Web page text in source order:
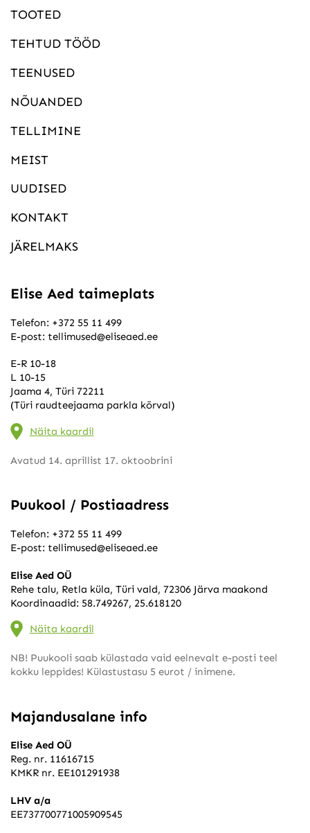
TOOTED
TEHTUD TÖÖD
TEENUSED
NÕUANDED
TELLIMINE
MEIST
UUDISED
KONTAKT
JÄRELMAKS
Elise Aed taimeplats
Telefon: +372 55 11 499
E-post: tellimused@eliseaed.ee
E-R 10-18
L 10-15
Jaama 4, Türi 72211
(Türi raudteejaama parkla kõrval)
Näita kaardil
Avatud 14. aprillist 17. oktoobrini
Puukool / Postiaadress
Telefon: +372 55 11 499
E-post: tellimused@eliseaed.ee
Elise Aed OÜ
Rehe talu, Retla küla, Türi vald, 72306 Järva maakond
Koordinaadid: 58.749267, 25.618120
Näita kaardil
NB! Puukooli saab külastada vaid eelnevalt e-posti teel
kokku leppides! Külastustasu 5 eurot / inimene.
Majandusalane info
Elise Aed OÜ
Reg. nr. 11616715
KMKR nr. EE101291938
LHV a/a
EE737700771005909545